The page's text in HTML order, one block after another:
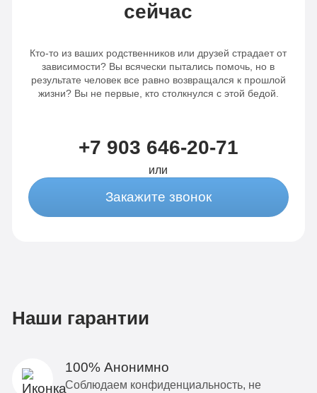
сейчас
Кто-то из ваших родственников или друзей страдает от
зависимости? Вы всячески пытались помочь, но в
результате человек все равно возвращался к прошлой
жизни? Вы не первые, кто столкнулся с этой бедой.
+7 903 646-20-71
или
Закажите звонок
Наши гарантии
100% Анонимно
Соблюдаем конфиденциальность, не